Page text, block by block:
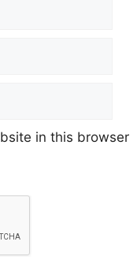
in this browser